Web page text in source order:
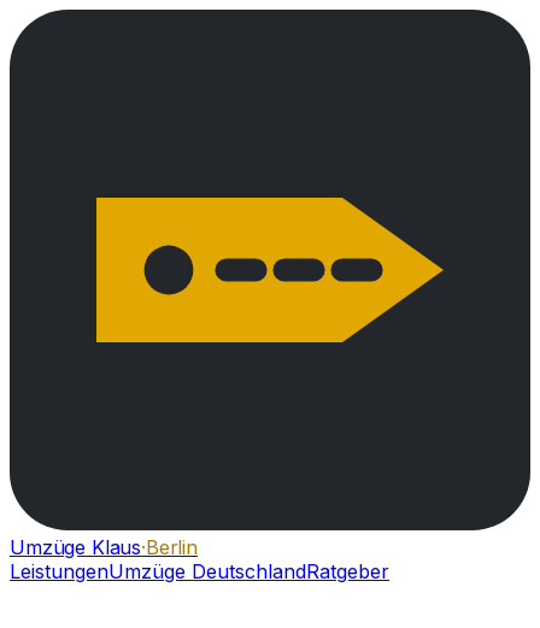
Umzüge Klaus·Berlin
LeistungenUmzüge DeutschlandRatgeber